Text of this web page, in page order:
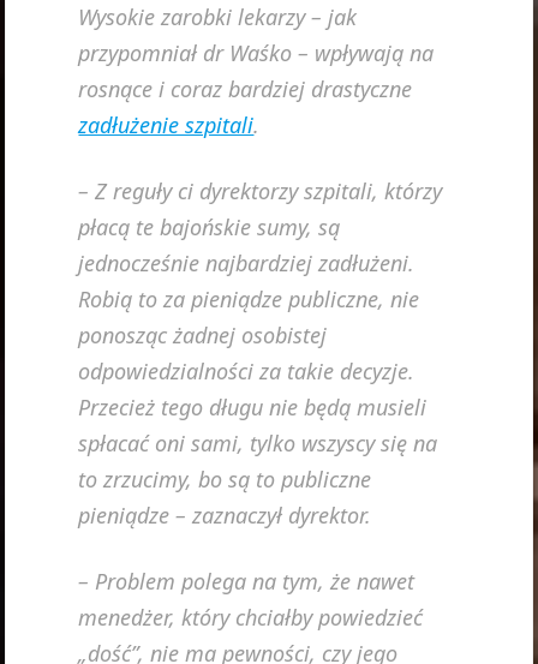
Wysokie zarobki lekarzy – jak
przypomniał dr Waśko – wpływają na
rosnące i coraz bardziej drastyczne
zadłużenie szpitali.
– Z reguły ci dyrektorzy szpitali, którzy
płacą te bajońskie sumy, są
jednocześnie najbardziej zadłużeni.
Robią to za pieniądze publiczne, nie
ponosząc żadnej osobistej
odpowiedzialności za takie decyzje.
Przecież tego długu nie będą musieli
spłacać oni sami, tylko wszyscy się na
to zrzucimy, bo są to publiczne
pieniądze – zaznaczył dyrektor.
– Problem polega na tym, że nawet
menedżer, który chciałby powiedzieć
„dość”, nie ma pewności, czy jego